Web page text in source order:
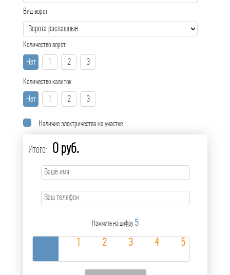
Вид ворот
Количество ворот
Нет 1 2 3
Количество калиток
Нет 1 2 3
Наличие электричества на участке
Итого: 0 руб.
Нажмите на цифру 5